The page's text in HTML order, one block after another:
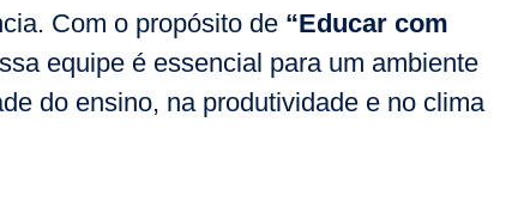
Com o propósito de “Educar com
equipe é essencial para um ambiente
do ensino, na produtividade e no clima